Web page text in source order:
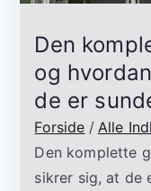
Den
og
de er
Forside
Alle
Den komplette
sikrer sig, at de